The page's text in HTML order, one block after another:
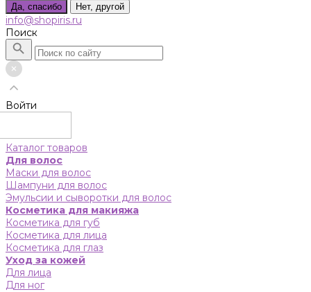
Да, спасибо Нет, другой
info@shopiris.ru
Поиск
Войти
Каталог товаров
Для волос
Маски для волос
Шампуни для волос
Эмульсии и сыворотки для волос
Косметика для макияжа
Косметика для губ
Косметика для лица
Косметика для глаз
Уход за кожей
Для лица
Для ног